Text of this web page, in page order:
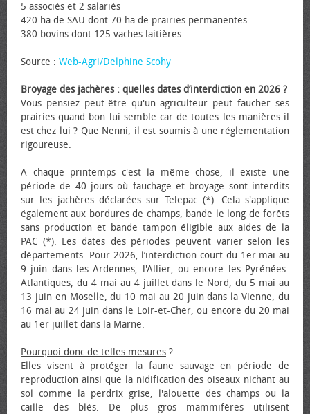
5 associés et 2 salariés
420 ha de SAU dont 70 ha de prairies permanentes
380 bovins dont 125 vaches laitières
Source : Web-Agri/Delphine Scohy
Broyage des jachères : quelles dates d’interdiction en 2026 ?
Vous pensiez peut-être qu'un agriculteur peut faucher ses
prairies quand bon lui semble car de toutes les manières il
est chez lui ? Que Nenni, il est soumis à une réglementation
rigoureuse.
A chaque printemps c'est la même chose, il existe une
période de 40 jours où fauchage et broyage sont interdits
sur les jachères déclarées sur Telepac (*). Cela s'applique
également aux bordures de champs, bande le long de forêts
sans production et bande tampon éligible aux aides de la
PAC (*). Les dates des périodes peuvent varier selon les
départements. Pour 2026, l’interdiction court du 1er mai au
9 juin dans les Ardennes, l'Allier, ou encore les Pyrénées-
Atlantiques, du 4 mai au 4 juillet dans le Nord, du 5 mai au
13 juin en Moselle, du 10 mai au 20 juin dans la Vienne, du
16 mai au 24 juin dans le Loir-et-Cher, ou encore du 20 mai
au 1er juillet dans la Marne.
Pourquoi donc de telles mesures ?
Elles visent à protéger la faune sauvage en période de
reproduction ainsi que la nidification des oiseaux nichant au
sol comme la perdrix grise, l'alouette des champs ou la
caille des blés. De plus gros mammifères utilisent